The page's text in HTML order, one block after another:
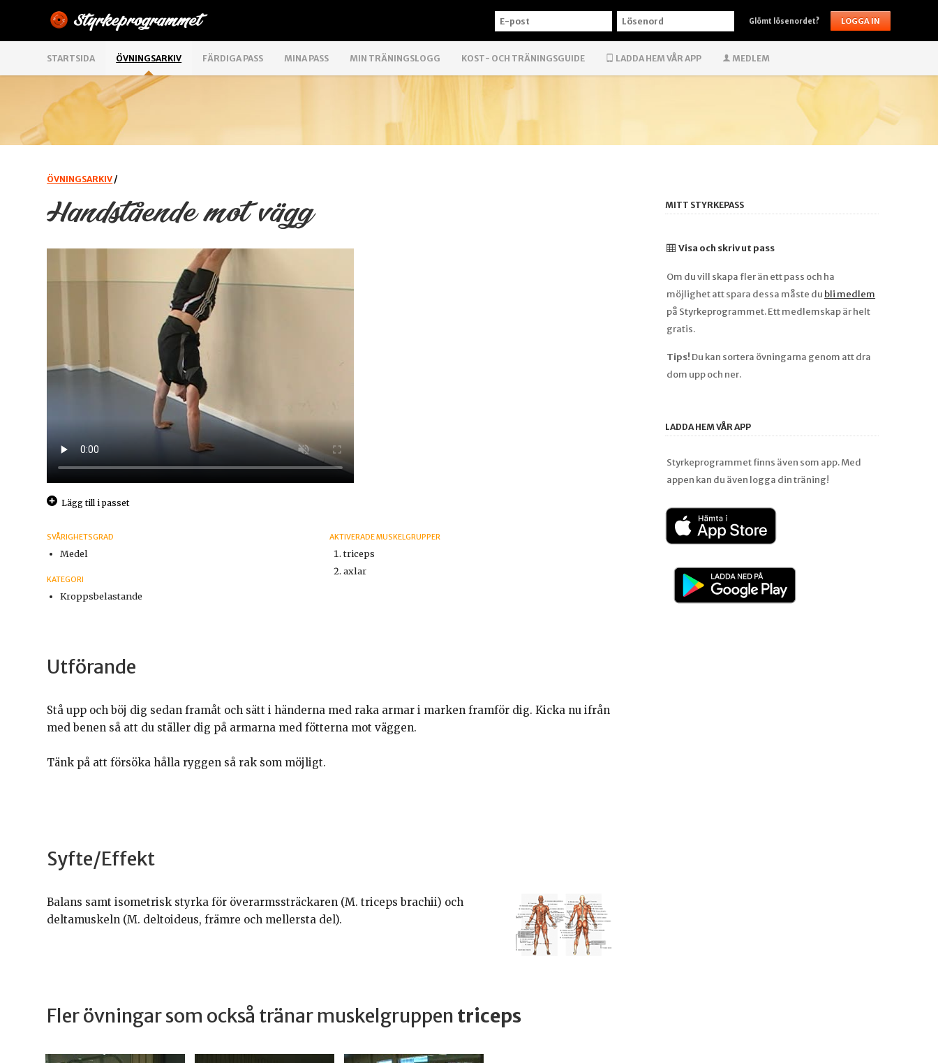
E-
LÖSENORD Glömt lösenordet?
STARTSIDA ÖVNINGSARKIV FÄRDIGA PASS MINA PASS MIN TRÄNINGSLOGG KOST- OCH TRÄNINGSGUIDE LADDA HEM VÅR APP MEDLEM
ÖVNINGSARKIV /
Handstående mot vägg
Lägg till i passet
SVÅRIGHETSGRAD
Medel
KATEGORI
Kroppsbelastande
AKTIVERADE MUSKELGRUPPER
triceps
axlar
Utförande
Stå upp och böj dig sedan framåt och sätt i händerna med raka armar i marken framför dig. Kicka nu ifrån
med benen så att du ställer dig på armarna med fötterna mot väggen.
Tänk på att försöka hålla ryggen så rak som möjligt.
Syfte/Effekt
Balans samt isometrisk styrka för överarmssträckaren (M. triceps brachii) och
deltamuskeln (M. deltoideus, främre och mellersta del).
Fler övningar som också tränar muskelgruppen triceps
MITT STYRKEPASS
Visa och skriv ut pass
Om du vill skapa fler än ett pass och ha
möjlighet att spara dessa måste du bli medlem
på Styrkeprogrammet. Ett medlemskap är helt
gratis.
Tips! Du kan sortera övningarna genom att dra
dom upp och ner.
LADDA HEM VÅR APP
Styrkeprogrammet finns även som app. Med
appen kan du även logga din träning!